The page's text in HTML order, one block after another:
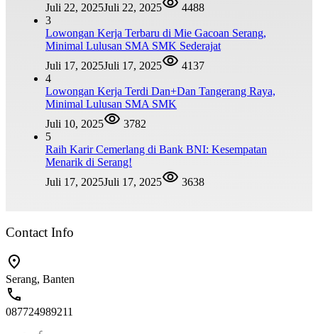
Juli 22, 2025Juli 22, 2025
4488
3
Lowongan Kerja Terbaru di Mie Gacoan Serang,
Minimal Lulusan SMA SMK Sederajat
Juli 17, 2025Juli 17, 2025
4137
4
Lowongan Kerja Terdi Dan+Dan Tangerang Raya,
Minimal Lulusan SMA SMK
Juli 10, 2025
3782
5
Raih Karir Cemerlang di Bank BNI: Kesempatan
Menarik di Serang!
Juli 17, 2025Juli 17, 2025 3638
Contact Info
Serang, Banten
087724989211